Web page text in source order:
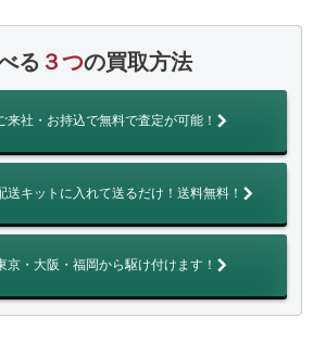
る ３つの買取方法
来社・お持込で無料で査定が可能！
送キットに入れて送るだけ！送料無料！
京・大阪・福岡から駆け付けます！